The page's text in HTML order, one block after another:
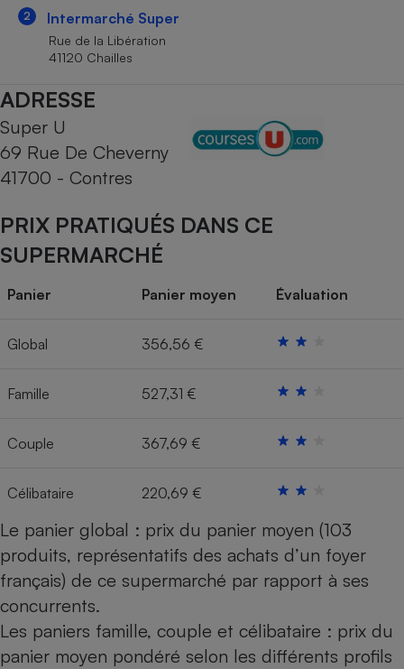
2 Intermarché Super
Rue de la Libération
41120 Chailles
ADRESSE
Super U
69 Rue De Cheverny
41700 - Contres
PRIX PRATIQUÉS DANS CE
SUPERMARCHÉ
Panier Panier moyen Évaluation
Global 356,56 €
Famille 527,31 €
Couple 367,69 €
Célibataire 220,69 €
Le panier global : prix du panier moyen (103
produits, représentatifs des achats d’un foyer
français) de ce supermarché par rapport à ses
concurrents.
Les paniers famille, couple et célibataire : prix du
panier moyen pondéré selon les différents profils
induction
Climatiseur -
Cafetière à expressos